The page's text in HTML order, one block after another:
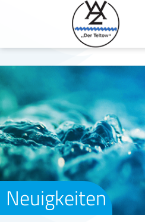
Neuigkeiten